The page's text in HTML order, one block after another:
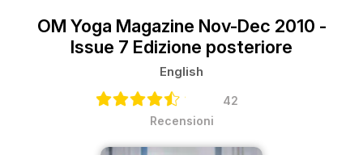
OM Yoga Magazine Nov-Dec 2010 -
Issue 7 Edizione posteriore
English
42
Recensioni